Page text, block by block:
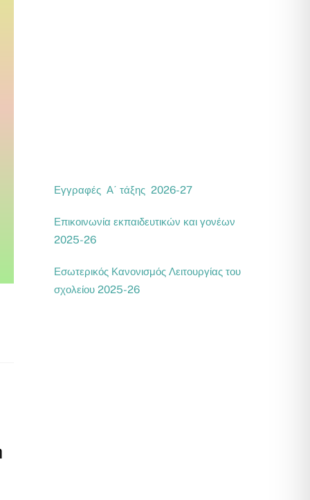
Εγγραφές Α΄ τάξης 2026-27
Επικοινωνία εκπαιδευτικών και γονέων
2025-26
Εσωτερικός Κανονισμός Λειτουργίας του
σχολείου 2025-26